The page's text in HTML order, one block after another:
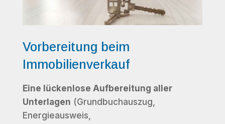
Vorbereitung beim
Immobilienverkauf
Eine lückenlose Aufbereitung aller
Unterlagen (Grundbuchauszug,
Energieausweis,